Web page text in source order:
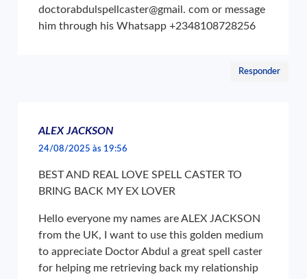
doctorabdulspellcaster@gmail. com or message
him through his Whatsapp +2348108728256
Responder
ALEX JACKSON
24/08/2025 às 19:56
BEST AND REAL LOVE SPELL CASTER TO
BRING BACK MY EX LOVER
Hello everyone my names are ALEX JACKSON
from the UK, I want to use this golden medium
to appreciate Doctor Abdul a great spell caster
for helping me retrieving back my relationship